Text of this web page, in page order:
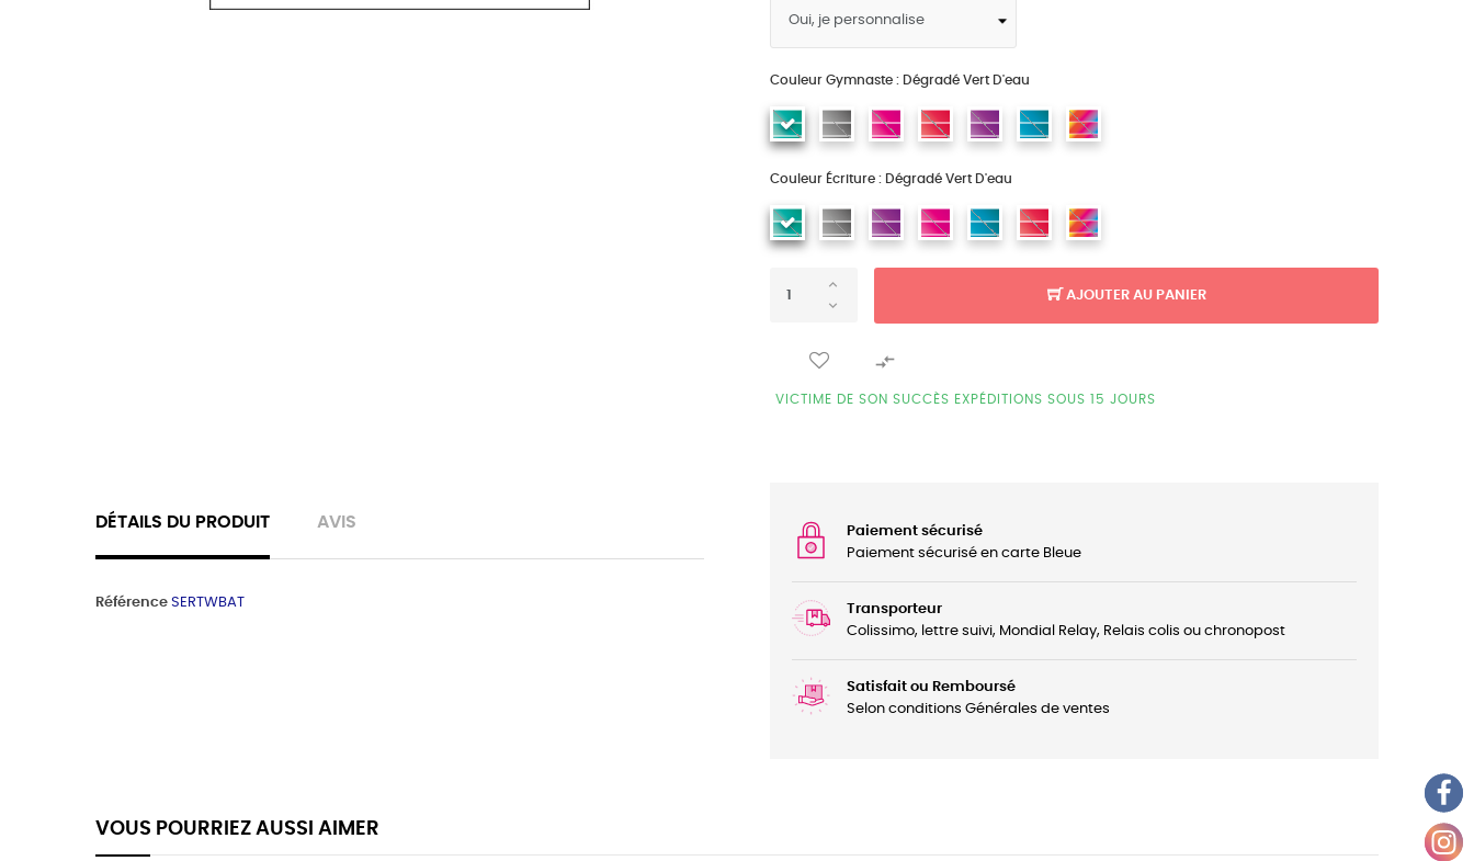
Couleur Gymnaste : Dégradé Vert D'eau
Couleur Écriture : Dégradé Vert D'eau
AJOUTER AU PANIER

VICTIME DE SON SUCCÈS EXPÉDITIONS SOUS 15 JOURS
DÉTAILS DU PRODUIT AVIS
Référence SERTWBAT
Paiement sécurisé
Paiement sécurisé en carte Bleue
Transporteur
Colissimo, lettre suivi, Mondial Relay, Relais colis ou chronopost
Satisfait ou Remboursé
Selon conditions Générales de ventes
VOUS POURRIEZ AUSSI AIMER